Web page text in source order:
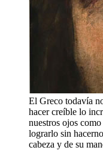
El Greco todavía
hacer creíble lo
nuestros ojos
lograrlo sin
cabeza y de su